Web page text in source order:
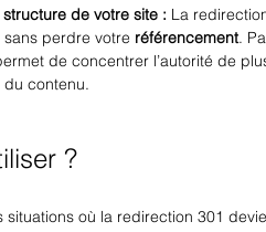
de votre site : La
perdre votre référencement.
de concentrer l’autorité de
contenu.
?
situations où la redirection 301